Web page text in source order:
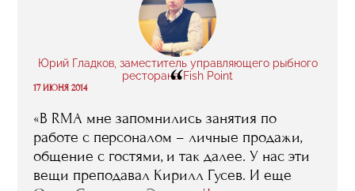
Юрий Гладков, заместитель управляющего рыбного
ресторана Fish Point
“
17 ИЮНЯ 2014
«В RMA мне запомнились занятия по
работе с персоналом – личные продажи,
общение с гостями, и так далее. У нас эти
вещи преподавал Кирилл Гусев. И еще